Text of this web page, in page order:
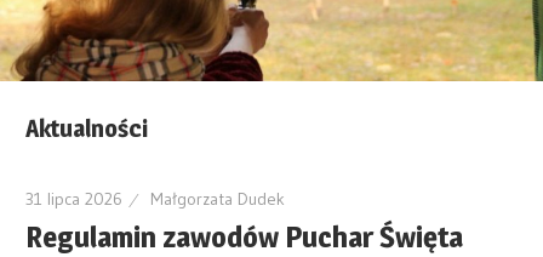
Aktualności
31 lipca 2026 Małgorzata Dudek
Regulamin zawodów Puchar Święta